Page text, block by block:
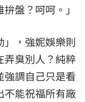
盤？呵呵。」
」，強妮娛樂則
弄臭別人？純粹
強調自己只是看
不能祝福所有廠